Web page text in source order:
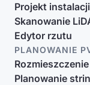
Projekt
Skanowanie
Edytor rzutu
PLANOWANIE
Planowanie